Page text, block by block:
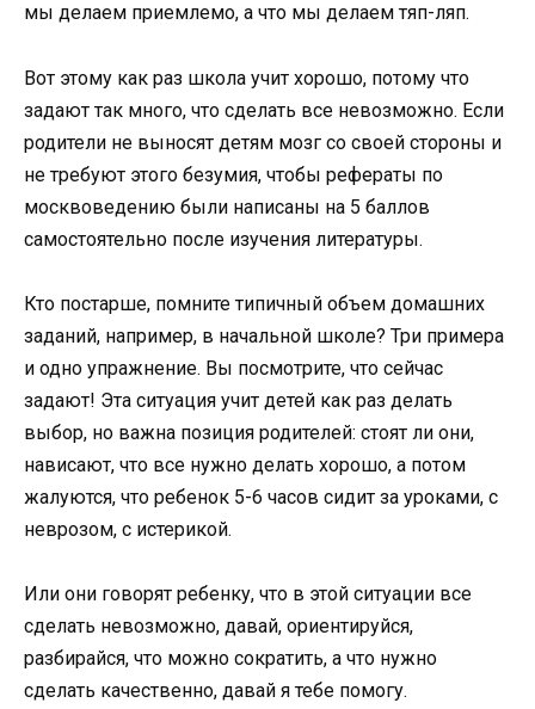
мы делаем приемлемо, а что мы делаем тяп-ляп.
Вот этому как раз школа учит хорошо, потому что
задают так много, что сделать все невозможно. Если
родители не выносят детям мозг со своей стороны и
не требуют этого безумия, чтобы рефераты по
москвоведению были написаны на 5 баллов
самостоятельно после изучения литературы.
Кто постарше, помните типичный объем домашних
заданий, например, в начальной школе? Три примера
и одно упражнение. Вы посмотрите, что сейчас
задают! Эта ситуация учит детей как раз делать
выбор, но важна позиция родителей: стоят ли они,
нависают, что все нужно делать хорошо, а потом
жалуются, что ребенок 5-6 часов сидит за уроками, с
неврозом, с истерикой.
Или они говорят ребенку, что в этой ситуации все
сделать невозможно, давай, ориентируйся,
разбирайся, что можно сократить, а что нужно
сделать качественно, давай я тебе помогу.